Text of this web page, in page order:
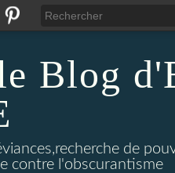
Blog
de
contre l'obscurantisme